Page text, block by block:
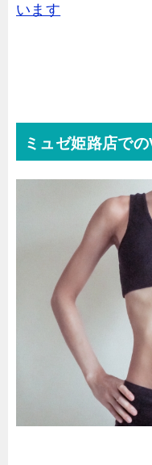
います
ミュゼ姫路店で